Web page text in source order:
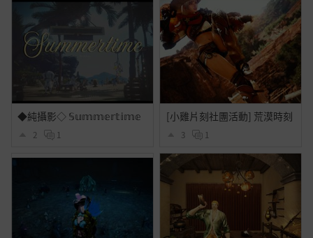
◆純攝影◇ 𝕊𝕦𝕞𝕞𝕖𝕣𝕥𝕚𝕞𝕖
2 1
[小雞片刻社團活動] 荒漠時刻
3 1